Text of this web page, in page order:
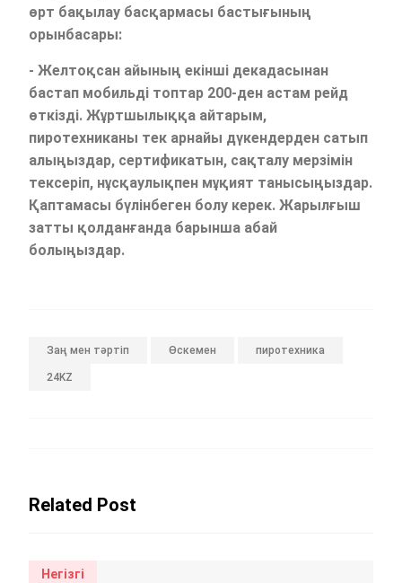
өрт бақылау басқармасы бастығының
орынбасары:
- Желтоқсан айының екінші декадасынан
бастап мобильді топтар 200-ден астам рейд
өткізді. Жұртшылыққа айтарым,
пиротехниканы тек арнайы дүкендерден сатып
алыңыздар, сертификатын, сақталу мерзімін
тексеріп, нұсқаулықпен мұқият танысыңыздар.
Қаптамасы бүлінбеген болу керек. Жарылғыш
затты қолданғанда барынша абай
болыңыздар.
Заң мен тәртіп Өскемен пиротехника
24KZ
Related Post
Негізгі